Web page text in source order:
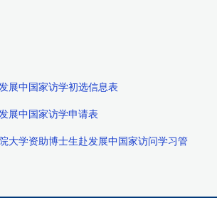
展中国家访学初选信息表
展中国家访学申请表
院大学资助博士生赴发展中国家访问学习管